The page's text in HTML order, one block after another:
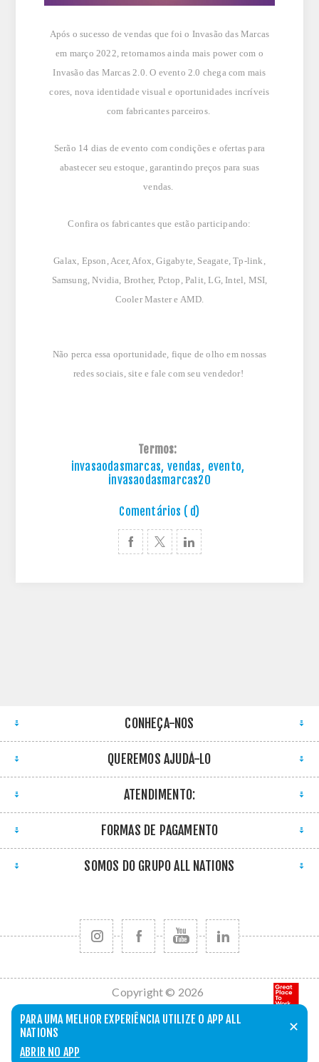
PARA UMA MELHOR EXPERIÊNCIA UTILIZE O APP ALL
NATIONS
✕
ABRIR NO APP
Após o sucesso de vendas que foi o Invasão das Marcas
em março 2022, retornamos ainda mais power com o
Invasão das Marcas 2.0. O evento 2.0 chega com mais
cores, nova identidade visual e oportunidades incríveis
com fabricantes parceiros.
Serão 14 dias de evento com condições e ofertas para
abastecer seu estoque, garantindo preços para suas
vendas.
Confira os fabricantes que estão participando:
Galax, Epson, Acer, Afox, Gigabyte, Seagate, Tp-link,
Samsung, Nvidia, Brother, Pctop, Palit, LG, Intel, MSI,
Cooler Master e AMD.
Não perca essa oportunidade, fique de olho em nossas
redes sociais, site e fale com seu vendedor!
Termos:
invasaodasmarcas, vendas, evento,
invasaodasmarcas20
Comentários ( d)
CONHEÇA-NOS
QUEREMOS AJUDÁ-LO
ATENDIMENTO:
FORMAS DE PAGAMENTO
SOMOS DO GRUPO ALL NATIONS
Copyright © 2026
All Nations. Todos
os direitos